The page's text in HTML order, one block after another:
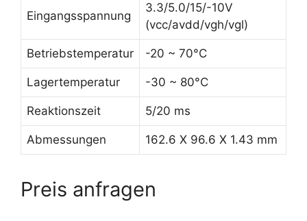
Eingangsspannung
3.3/5.0/15/-10V
(vcc/avdd/vgh/vgl)
Betriebstemperatur -20 ~ 70°C
Lagertemperatur -30 ~ 80°C
Reaktionszeit 5/20 ms
Abmessungen 162.6 X 96.6 X 1.43 mm
Preis anfragen